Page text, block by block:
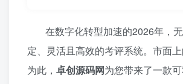
在数字化转型加速的2026年，
定、灵活且高效的考评系统。市面
为此， 卓创源码网为您带来了一款